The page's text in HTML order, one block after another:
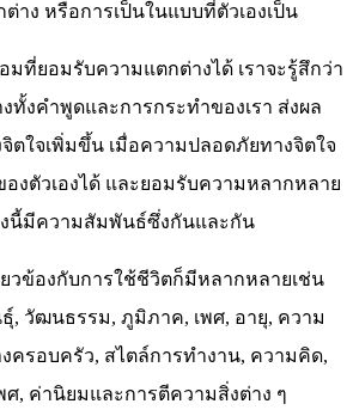
าง หรือการเป็นในแบบที่ตัวเองเป็น
มที่ยอมรับความแตกต่างได้ เราจะรู้สึกว่า
ทั้งคำพูดและการกระทำของเรา ส่งผล
ตใจเพิ่มขึ้น เมื่อความปลอดภัยทางจิตใจ
องตัวเองได้ และยอมรับความหลากหลาย
งนี้มีความสัมพันธ์ซึ่งกันและกัน
วข้องกับการใช้ชีวิตก็มีหลากหลายเช่น
, วัฒนธรรม, ภูมิภาค, เพศ, อายุ, ความ
ครอบครัว, สไตล์การทำงาน, ความคิด,
ศ, ค่านิยมและการตีความสิ่งต่าง ๆ